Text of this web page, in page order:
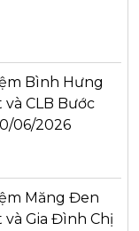
Bình Hưng
CLB Bước
06/2026
Măng Đen
Gia Đình Chị